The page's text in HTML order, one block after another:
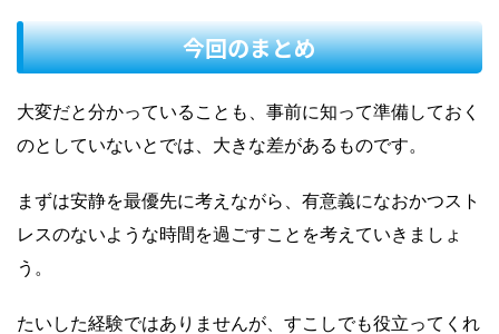
今回のまとめ
大変だと分かっていることも、事前に知って準備しておく
のとしていないとでは、大きな差があるものです。
まずは安静を最優先に考えながら、有意義になおかつスト
レスのないような時間を過ごすことを考えていきましょ
う。
たいした経験ではありませんが、すこしでも役立ってくれ